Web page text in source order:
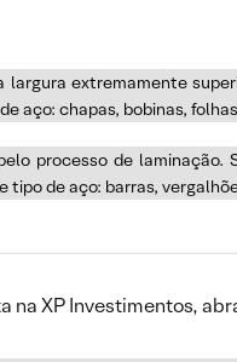
extremamente
aço: chapas, bobinas,
processo de
tipo de aço: barras,
na XP Investimentos,